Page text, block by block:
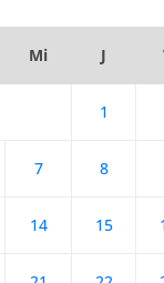
Mi J
1
7 8
14 15